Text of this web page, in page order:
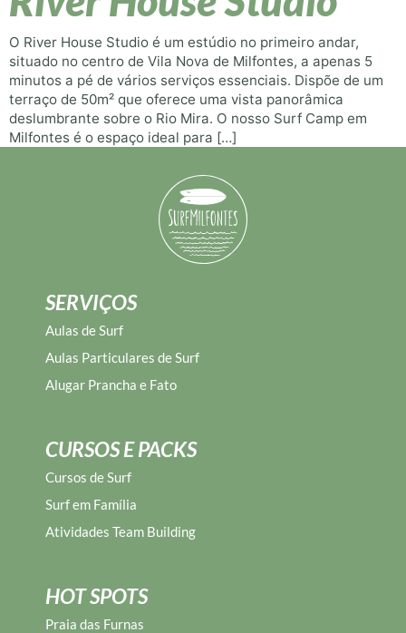
O River House Studio é um estúdio no primeiro andar,
situado no centro de Vila Nova de Milfontes, a apenas 5
minutos a pé de vários serviços essenciais. Dispõe de um
terraço de 50m² que oferece uma vista panorâmica
deslumbrante sobre o Rio Mira. O nosso Surf Camp em
Milfontes é o espaço ideal para […]
SERVIÇOS
Aulas de Surf
Aulas Particulares de Surf
Alugar Prancha e Fato
CURSOS E PACKS
Cursos de Surf
Surf em Família
Atividades Team Building
HOT SPOTS
Praia das Furnas